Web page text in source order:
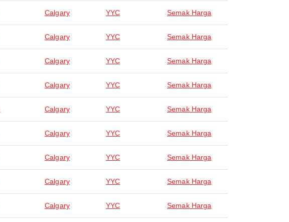
Calgary YYC Semak Harga
Calgary YYC Semak Harga
Calgary YYC Semak Harga
Calgary YYC Semak Harga
Calgary YYC Semak Harga
Calgary YYC Semak Harga
Calgary YYC Semak Harga
Calgary YYC Semak Harga
Calgary YYC Semak Harga